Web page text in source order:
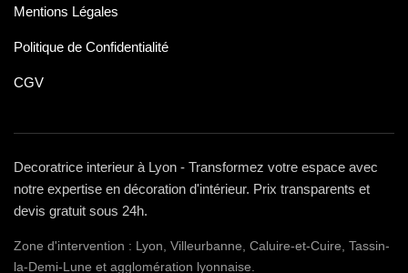
Mentions Légales
Politique de Confidentialité
CGV
Decoratrice interieur à Lyon - Transformez votre espace avec
notre expertise en décoration d'intérieur. Prix transparents et
devis gratuit sous 24h.
Zone d'intervention : Lyon, Villeurbanne, Caluire-et-Cuire, Tassin-
la-Demi-Lune et agglomération lyonnaise.